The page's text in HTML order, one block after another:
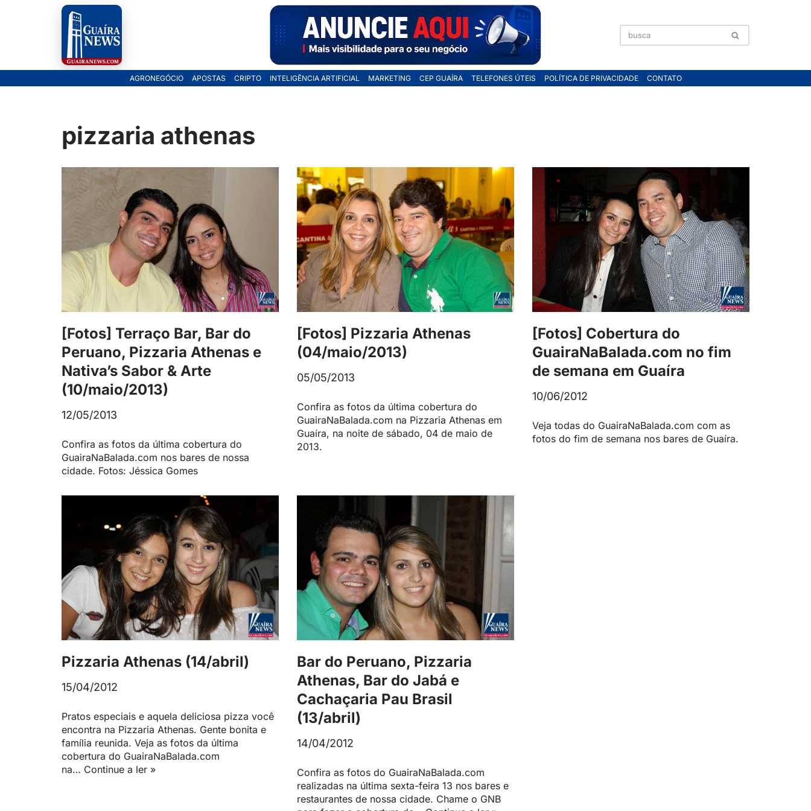
AGRONEGÓCIO APOSTAS CRIPTO INTELIGÊNCIA ARTIFICIAL MARKETING CEP GUAÍRA TELEFONES ÚTEIS POLÍTICA DE PRIVACIDADE CONTATO
pizzaria athenas
[Fotos] Terraço Bar, Bar do
Peruano, Pizzaria Athenas e
Nativa’s Sabor & Arte
(10/maio/2013)
12/05/2013
Confira as fotos da última cobertura do
GuairaNaBalada.com nos bares de nossa
cidade. Fotos: Jéssica Gomes
[Fotos] Pizzaria Athenas
(04/maio/2013)
05/05/2013
Confira as fotos da última cobertura do
GuairaNaBalada.com na Pizzaria Athenas em
Guaíra, na noite de sábado, 04 de maio de
2013.
[Fotos] Cobertura do
GuairaNaBalada.com no fim
de semana em Guaíra
10/06/2012
Veja todas do GuairaNaBalada.com com as
fotos do fim de semana nos bares de Guaíra.
Pizzaria Athenas (14/abril)
15/04/2012
Pratos especiais e aquela deliciosa pizza você
encontra na Pizzaria Athenas. Gente bonita e
família reunida. Veja as fotos da última
cobertura do GuairaNaBalada.com
na… Continue a ler »
Bar do Peruano, Pizzaria
Athenas, Bar do Jabá e
Cachaçaria Pau Brasil
(13/abril)
14/04/2012
Confira as fotos do GuairaNaBalada.com
realizadas na última sexta-feira 13 nos bares e
restaurantes de nossa cidade. Chame o GNB